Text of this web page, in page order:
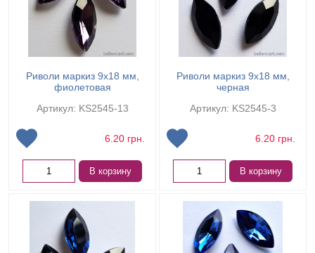
Риволи маркиз 9х18 мм,
фиолетовая
Артикул: KS2545-13
6.20 грн.
В корзину
Риволи маркиз 9х18 мм,
черная
Артикул: KS2545-3
6.20 грн.
В корзину